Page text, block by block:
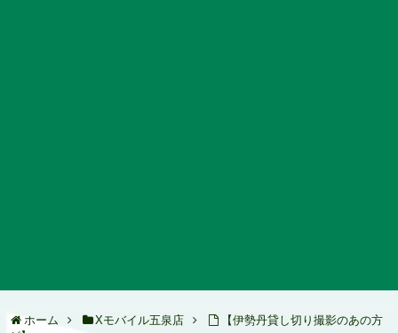
ホーム Xモバイル五泉店
【伊勢丹貸し切り撮影のあの方